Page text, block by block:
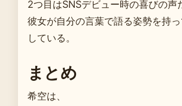
2つ目はSNSデビュー時の喜びの声
彼女が自分の言葉で語る姿勢を持
している。
まとめ
希空は、